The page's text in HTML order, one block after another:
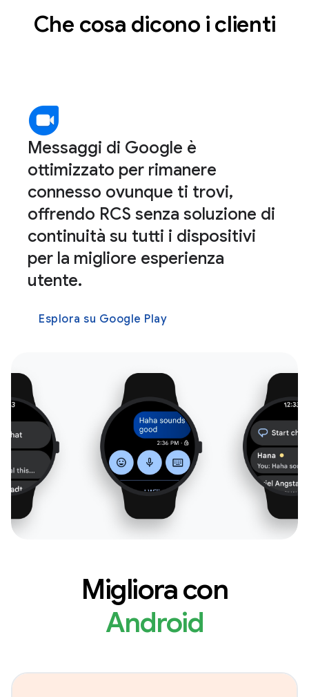
Che cosa dicono i clienti
Messaggi di Google è
ottimizzato per rimanere
connesso ovunque ti trovi,
offrendo RCS senza soluzione di
continuità su tutti i dispositivi
per la migliore esperienza
utente.
Esplora su Google Play
Migliora con
Android